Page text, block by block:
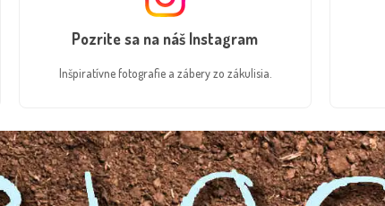
Pozrite sa na náš Instagram
Inšpiratívne fotografie a zábery zo zákulisia.